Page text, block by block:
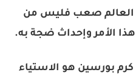
العالم صعب فليس من
الأمر وإحداث ضجة به.
كرم بورسين هو الاستياء